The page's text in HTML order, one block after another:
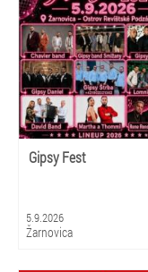
Gipsy Fest
5.9.2026
Žarnovica